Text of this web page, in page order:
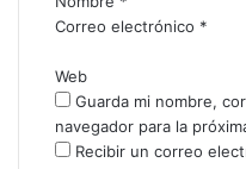
o
Correo electrónico *
Web
Guarda mi nombre,
navegador para la
Recibir un correo